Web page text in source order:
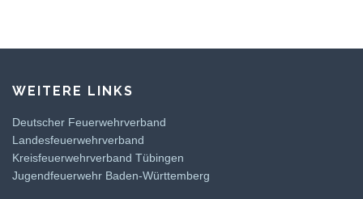
WEITERE LINKS
Deutscher Feuerwehrverband
Landesfeuerwehrverband
Kreisfeuerwehrverband Tübingen
Jugendfeuerwehr Baden-Württemberg